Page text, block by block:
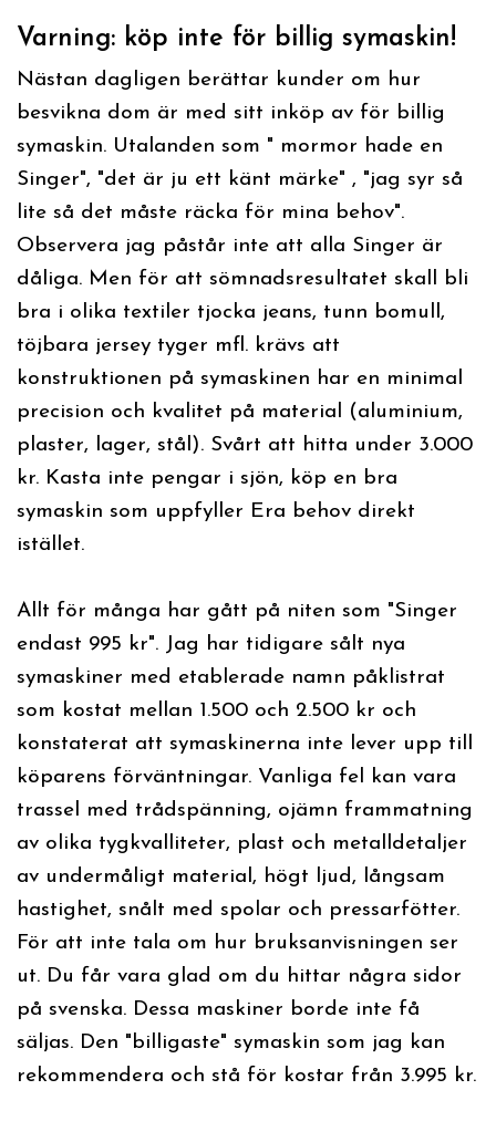
Varning: köp inte för billig symaskin!
Nästan dagligen berättar kunder om hur
besvikna dom är med sitt inköp av för billig
symaskin. Utalanden som " mormor hade en
Singer", "det är ju ett känt märke" , "jag syr så
lite så det måste räcka för mina behov".
Observera jag påstår inte att alla Singer är
dåliga. Men för att sömnadsresultatet skall bli
bra i olika textiler tjocka jeans, tunn bomull,
töjbara jersey tyger mfl. krävs att
konstruktionen på symaskinen har en minimal
precision och kvalitet på material (aluminium,
plaster, lager, stål). Svårt att hitta under 3.000
kr. Kasta inte pengar i sjön, köp en bra
symaskin som uppfyller Era behov direkt
istället.
Allt för många har gått på niten som "Singer
endast 995 kr". Jag har tidigare sålt nya
symaskiner med etablerade namn påklistrat
som kostat mellan 1.500 och 2.500 kr och
konstaterat att symaskinerna inte lever upp till
köparens förväntningar. Vanliga fel kan vara
trassel med trådspänning, ojämn frammatning
av olika tygkvalliteter, plast och metalldetaljer
av undermåligt material, högt ljud, långsam
hastighet, snålt med spolar och pressarfötter.
För att inte tala om hur bruksanvisningen ser
ut. Du får vara glad om du hittar några sidor
på svenska. Dessa maskiner borde inte få
säljas. Den "billigaste" symaskin som jag kan
rekommendera och stå för kostar från 3.995 kr.